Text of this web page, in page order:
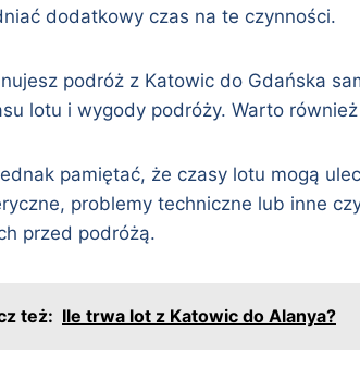
dodatkowy czas na te czynności.
podróż z Katowic do Gdańska
lotu i wygody podróży. Warto
pamiętać, że czasy lotu mogą
problemy techniczne lub inne
przed podróżą.
też: Ile trwa lot z Katowic do Alanya?